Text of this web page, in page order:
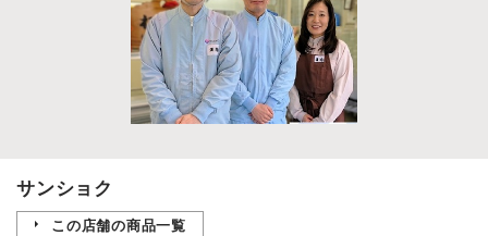
サンショク
この店舗の商品一覧